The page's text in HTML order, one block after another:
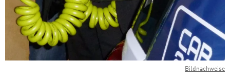
Bildnachweise